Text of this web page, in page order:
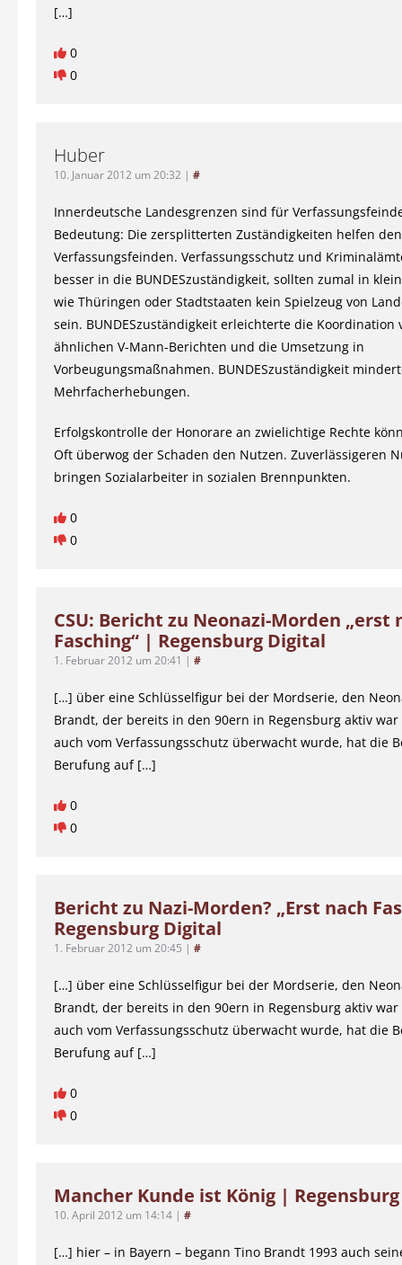
[…]
0
0
Huber
10. Januar 2012 um 20:32 | #
Innerdeutsche Landesgrenzen sind für
Bedeutung: Die zersplitterten Zuständigkeiten helfen den
Verfassungsfeinden. Verfassungsschutz und
besser in die BUNDESzuständigkeit, sollten zumal in
wie Thüringen oder Stadtstaaten kein Spielzeug von
sein. BUNDESzuständigkeit erleichterte die Koordination
ähnlichen V-Mann-Berichten und die Umsetzung in
Vorbeugungsmaßnahmen. BUNDESzuständigkeit
Mehrfacherhebungen.
Erfolgskontrolle der Honorare an zwielichtige Rechte
Oft überwog der Schaden den Nutzen. Zuverlässigeren
bringen Sozialarbeiter in sozialen Brennpunkten.
0
0
CSU: Bericht zu Neonazi-Morden „erst
Fasching“ | Regensburg Digital
1. Februar 2012 um 20:41 | #
[…] über eine Schlüsselfigur bei der Mordserie, den
Brandt, der bereits in den 90ern in Regensburg aktiv
auch vom Verfassungsschutz überwacht wurde, hat die
Berufung auf […]
0
0
Bericht zu Nazi-Morden? „Erst nach
Regensburg Digital
1. Februar 2012 um 20:45 | #
[…] über eine Schlüsselfigur bei der Mordserie, den
Brandt, der bereits in den 90ern in Regensburg aktiv
auch vom Verfassungsschutz überwacht wurde, hat die
Berufung auf […]
0
0
Mancher Kunde ist König |
10. April 2012 um 14:14 | #
[…] hier – in Bayern – begann Tino Brandt 1993 auch